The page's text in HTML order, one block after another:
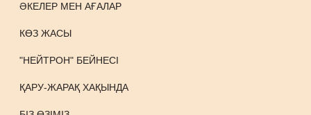
ӘКЕЛЕР МЕН АҒАЛАР
КӨЗ ЖАСЫ
"НЕЙТРОН" БЕЙНЕСІ
ҚАРУ-ЖАРАҚ ХАҚЫНДА